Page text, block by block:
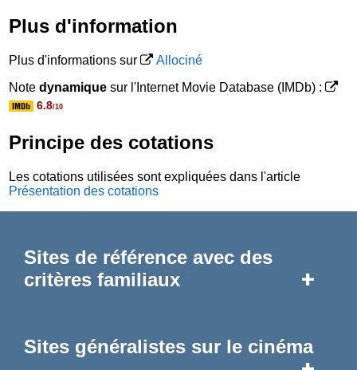
Plus d'information
Plus d'informations sur
Allociné
Notedynamique sur l'Internet Movie Database (IMDb) :
6.8/10
Principe des cotations
Les cotations utilisées sont expliquées dans l'article
Présentation des cotations
Sites de référence avec des
critères familiaux
+
Sites généralistes sur le cinéma